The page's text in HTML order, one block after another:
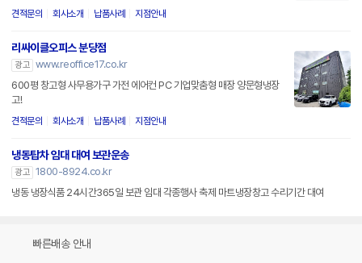
견적문의 회사소개 납품사례 지점안내
리싸이클오피스 분당점
광고 www.reoffice17.co.kr
600평 창고형 사무용가구 가전 에어컨 PC 기업맞춤형 매장 양문형냉장
고!
견적문의 회사소개 납품사례 지점안내
냉동탑차 임대 대여 보관운송
광고 1800-8924.co.kr
냉동 냉장식품 24시간365일 보관 임대 각종행사 축제 마트냉장창고 수리기간 대여
빠른배송 안내